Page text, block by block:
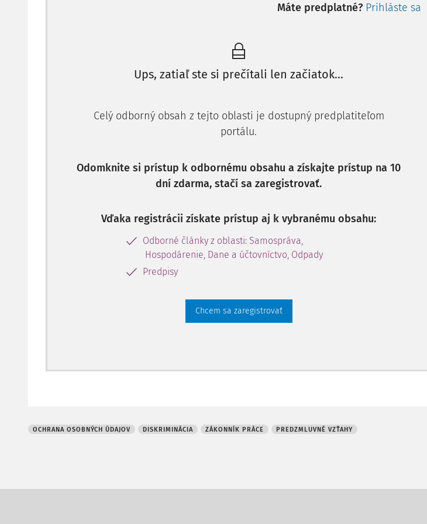
§ 62 ods. 2 zákona o službách zamestnanosti). Zamestnávateľ je tiež povinný
oznámiť voľné pracovné miesto a jeho charakteristiku úradu práce, sociálnych vecí a rodiny,
Máte predplatné? Prihláste sa
Ups, zatiaľ ste si prečítali len začiatok...
Celý odborný obsah z tejto oblasti je dostupný predplatiteľom
portálu.
Odomknite si prístup k odbornému obsahu a získajte prístup na 10
dní zdarma, stačí sa zaregistrovať.
Vďaka registrácii získate prístup aj k vybranému obsahu:
Odborné články z oblasti: Samospráva,
Hospodárenie, Dane a účtovníctvo, Odpady
Predpisy
Chcem sa zaregistrovať
OCHRANA OSOBNÝCH ÚDAJOV DISKRIMINÁCIA ZÁKONNÍK PRÁCE PREDZMLUVNÉ VZŤAHY